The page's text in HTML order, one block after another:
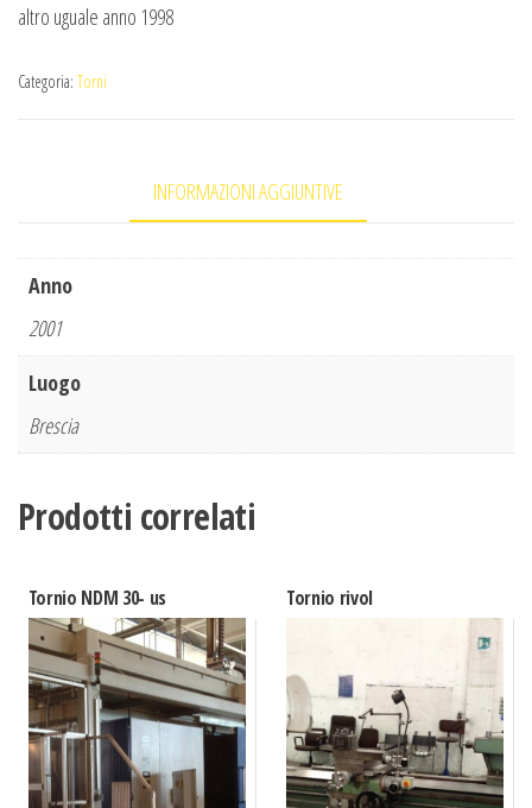
altro uguale anno 1998
Categoria: Torni
INFORMAZIONI AGGIUNTIVE
Anno
2001
Luogo
Brescia
Prodotti correlati
Tornio NDM 30- us Tornio rivol